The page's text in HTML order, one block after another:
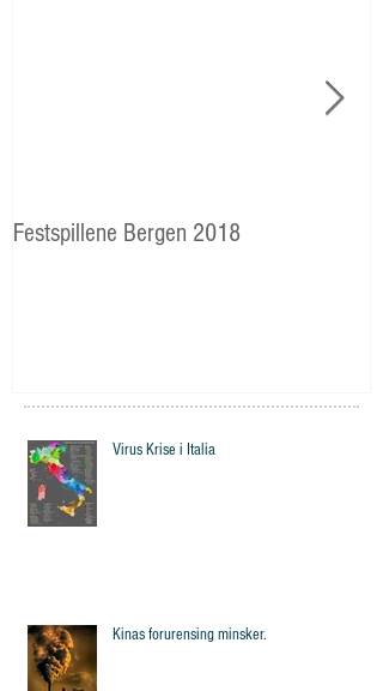
Festspillene Bergen 2018
Virus Krise i Italia
Kinas forurensing minsker.